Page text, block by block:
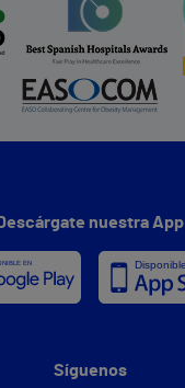
nuestra App
Síguenos